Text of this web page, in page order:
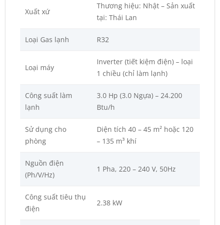
Xuất xứ
Thương hiệu: Nhật – Sản xuất
tại: Thái Lan
Loại Gas lạnh R32
Loại máy
Inverter (tiết kiệm điện) – loại
1 chiều (chỉ làm lạnh)
Công suất làm
lạnh
3.0 Hp (3.0 Ngựa) – 24.200
Btu/h
Sử dụng cho
phòng
Diện tích 40 – 45 m² hoặc 120
– 135 m³ khí
Nguồn điện
(Ph/V/Hz)
1 Pha, 220 – 240 V, 50Hz
Công suất tiêu thụ
điện
2.38 kW